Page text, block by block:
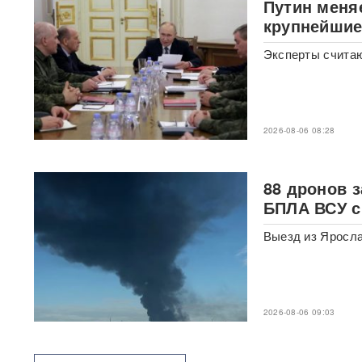
«Горит дело всей моей
жизни»: ВС РФ ударили по
крупнейшему складу
маркетплейса Rozetka в
Броварах после атаки на
WildberriesВИДЕО
Над Тульской областью
сбили более 100 БПЛА: горит
склад Wildberries в Алексине
Массовый сбой VPN в РФ:
более 20 сервисов
испытывают проблемы —
названы причины
ВС РФ нанесли
Путин
Эксперты
2026-08-06 08:28
88 дронов
БПЛА ВСУ
Выезд из
2026-08-06 09:03